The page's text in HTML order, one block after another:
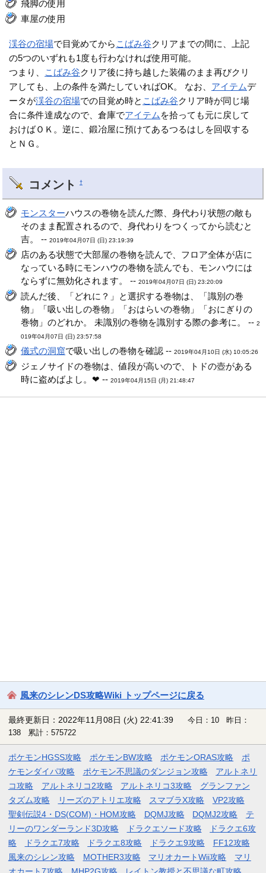
飛脚の使用
車屋の使用
渓谷の宿場で目覚めてから こばみ谷クリアまでの間に、上記
の5つのいずれも1度も行わなければ使用可能。
つまり、
こばみ谷クリア後に持ち越した装備のまま再びクリ
アしても、上の条件を満たしていればOK。 なお、 アイテムデ
ータが渓谷の宿場での目覚め時と こばみ谷クリア時が同じ場
合に条件達成なので、倉庫でアイテム を拾っても元に戻して
おけばＯＫ。逆に、鍛冶屋に預けてあるつるはしを回収する
とＮＧ。
コメント †
モンスターハウスの巻物を読んだ際、身代わり状態の敵も
そのまま配置されるので、身代わりをつくってから読むと
吉。 --2019年04月07日 (日) 23:19:39
店のある状態で大部屋の巻物を読んで、フロア全体が店に
なっている時にモンハウの巻物を読んでも、モンハウには
ならずに無効化されます。 --2019年04月07日 (日) 23:20:09
読んだ後、「どれに？」と選択する巻物は、「識別の巻
物」「吸い出しの巻物」「おはらいの巻物」「おにぎりの
巻物」のどれか。 未識別の巻物を識別する際の参考に。 --2
019年04月07日 (日) 23:57:58
儀式の洞窟で吸い出しの巻物を確認 --2019年04月10日 (水) 10:05:26
ジェノサイドの巻物は、値段が高いので、トドの壺がある
時に盗めばよし。❤ --2019年04月15日 (月) 21:48:47
風来のシレンDS攻略Wiki トップページに戻る
最終更新日：2022年11月08日 (火) 22:41:39
今日：10 昨日：
138 累計：575722
ポケモンHGSS攻略 ポケモンBW攻略 ポケモンORAS攻略
ポ
ケモンダイパ攻略
ポケモン不思議のダンジョン攻略
アルトネリ
コ攻略
アルトネリコ2攻略 アルトネリコ3攻略
グランファン
タズム攻略
リーズのアトリエ攻略 スマブラX攻略
VP2攻略
聖剣伝説4・DS(COM)・HOM攻略
DQMJ攻略 DQMJ2攻略
テ
リーのワンダーランド3D攻略
ドラクエソード攻略
ドラクエ6攻
略
ドラクエ7攻略 ドラクエ8攻略 ドラクエ9攻略
FF12攻略
風来のシレン攻略
MOTHER3攻略 マリオカートWii攻略
マリ